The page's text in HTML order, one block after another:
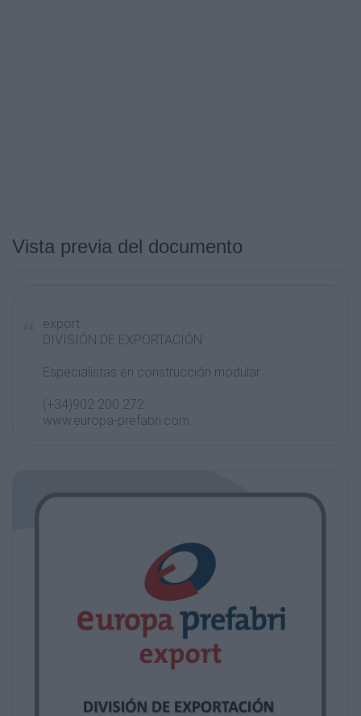
Vista previa del documento
export
DIVISIÓN DE EXPORTACIÓN
Especialistas en construcción modular
(+34)902 200 272
www.europa-prefabri.com
la construcción
Con más de 20 años de experiencia somos
especialistas en el diseño, fabricación e
construcciones modulares para múltiples
Contamos con dos centros propios de
fabricación en Toledo y Sevilla, además de
en Valencia, Málaga, Zaragoza y Alicante.
Todos nuestros procesos son controlados y